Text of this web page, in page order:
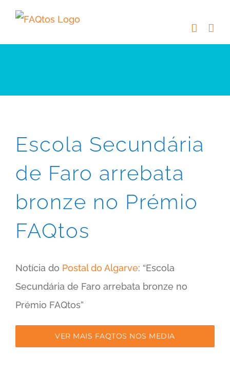
Skip
content
Escola Secundária
de Faro arrebata
bronze no Prémio
FAQtos
Notícia do Postal do Algarve: “Escola
Secundária de Faro arrebata bronze no
Prémio FAQtos”
VER MAIS FAQTOS NOS MEDIA